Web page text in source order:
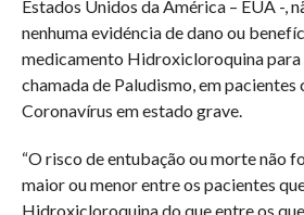
Estados Unidos da América – EUA -,
nenhuma evidéncia de dano ou
medicamento Hidroxicloroquina
chamada de Paludismo, em pacientes
Coronavírus em estado grave.
“O risco de entubação ou morte não
maior ou menor entre os pacientes
Hidroxicloroquina do que entre os